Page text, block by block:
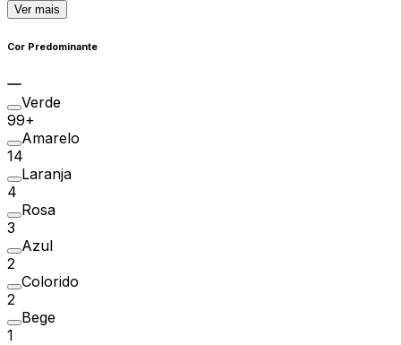
Ver mais
Cor Predominante
Verde
99+
Amarelo
14
Laranja
4
Rosa
3
Azul
2
Colorido
2
Bege
1